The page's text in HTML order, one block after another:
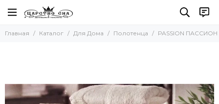
Для Дома
Кухонные полотенца
Для бани и сауны
Главная Каталог Для Дома Полотенца PASSION ПАССИОН